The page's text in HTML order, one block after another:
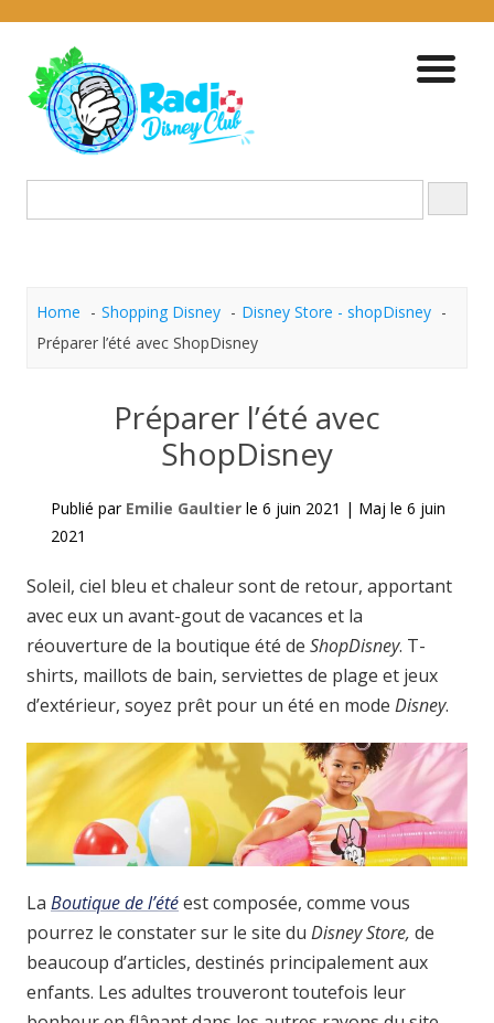
Home
Shopping Disney
Disney Store - shopDisney
Préparer l’été avec ShopDisney
Préparer l’été avec
ShopDisney
Publié par Emilie Gaultier le 6 juin 2021 | Maj le 6 juin
2021
Soleil, ciel bleu et chaleur sont de retour, apportant
avec eux un avant-gout de vacances et la
réouverture de la boutique été de ShopDisney. T-
shirts, maillots de bain, serviettes de plage et jeux
d’extérieur, soyez prêt pour un été en mode Disney.
La Boutique de l’étéest composée, comme vous
pourrez le constater sur le site du Disney Store, de
beaucoup d’articles, destinés principalement aux
enfants. Les adultes trouveront toutefois leur